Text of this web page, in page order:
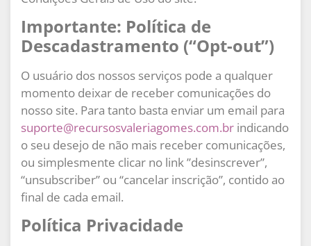
Importante: Política de
Descadastramento (“Opt-out”)
O usuário dos nossos serviços pode a qualquer
momento deixar de receber comunicações do
nosso site. Para tanto basta enviar um email para
suporte@recursosvaleriagomes.com.br indicando
o seu desejo de não mais receber comunicações,
ou simplesmente clicar no link ”desinscrever”,
“unsubscriber” ou “cancelar inscrição”, contido ao
final de cada email.
Política Privacidade